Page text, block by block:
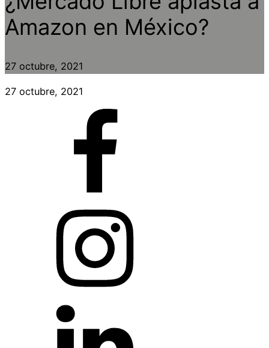
Amazon en México?
27 octubre, 2021
27 octubre, 2021